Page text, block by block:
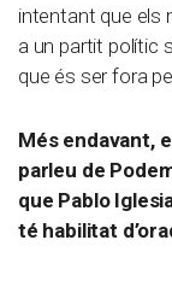
intentant que els
a un partit polític
que és ser fora
Més endavant,
parleu de
que Pablo
té habilitat